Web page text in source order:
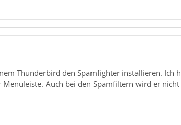
Thunderbird den Spamfighter installieren. Ich
Auch bei den Spamfiltern wird er